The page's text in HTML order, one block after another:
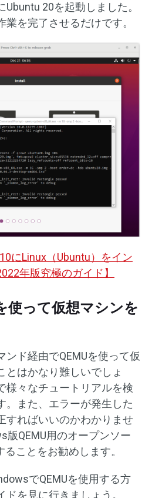
20を起動しました。
を完了させるだけです。
にLinux（Ubuntu）をイン
年版究極のガイド】
使って仮想マシンを
ド経由でQEMUを使って仮
とはかなり難しいでしょ
様々なチュートリアルを検
。また、エラーが発生した
すればいいのかわかりませ
版QEMU用のオープンソー
ることをお勧めします。
でQEMUを使用する方
を見に行きましょう。